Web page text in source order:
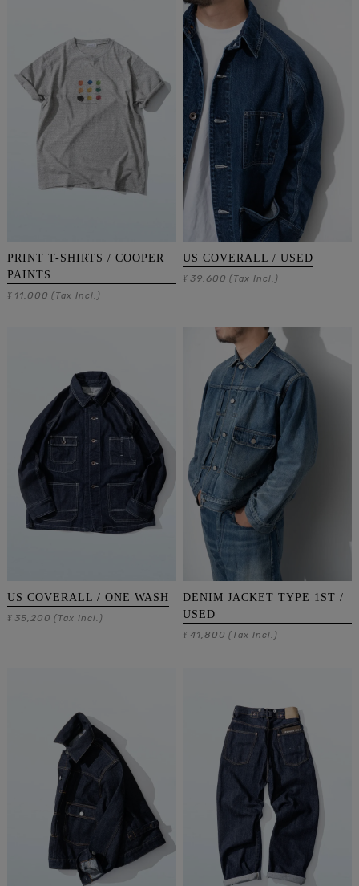
PRINT T-SHIRTS / COOPER
PAINTS
¥ 11,000 (Tax Incl.)
US COVERALL / USED
¥ 39,600 (Tax Incl.)
US COVERALL / ONE WASH
¥ 35,200 (Tax Incl.)
DENIM JACKET TYPE 1ST /
USED
¥ 41,800 (Tax Incl.)